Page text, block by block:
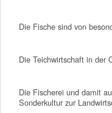
Die Fische sind von
Die Teichwirtschaft in der
Die Fischerei und damit
Sonderkultur zur